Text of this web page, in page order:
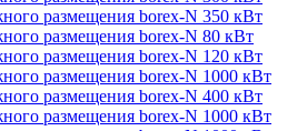
размещения borex-N 350 кВт
размещения borex-N 80 кВт
размещения borex-N 120 кВт
размещения borex-N 1000 кВт
размещения borex-N 400 кВт
размещения borex-N 1000 кВт